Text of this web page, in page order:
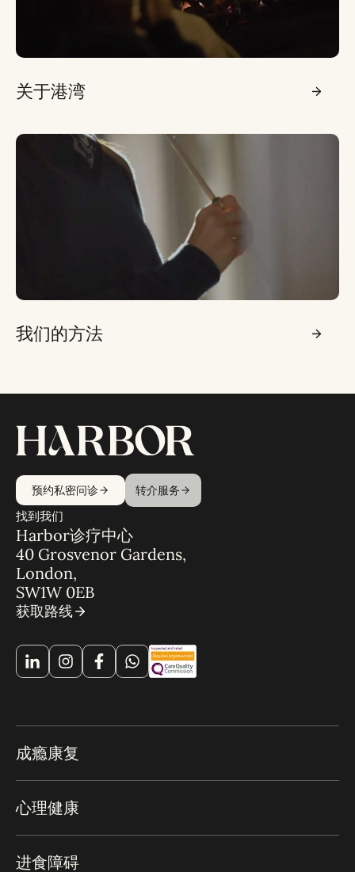
关于港湾
我们的方法
预约私密问诊 转介服务
找到我们
Harbor诊疗中心
40 Grosvenor Gardens,
London,
SW1W 0EB
获取路线
成瘾康复
心理健康
进食障碍